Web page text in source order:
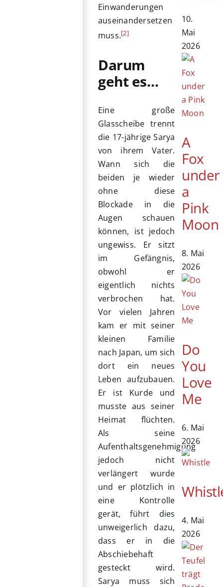
Einwanderungen
auseinandersetzen
muss.[2]
Darum
geht es…
Eine große
Glasscheibe trennt
die 17-jährige Sarya
von ihrem Vater.
Wann sich die
beiden je wieder
ohne diese
Blockade in die
Augen schauen
können, ist jedoch
ungewiss. Er sitzt
im Gefängnis,
obwohl er
eigentlich nichts
verbrochen hat.
Vor vielen Jahren
kam er mit seiner
kleinen Familie
nach Japan, um sich
dort ein neues
Leben aufzubauen.
Er ist Kurde und
musste aus seiner
Heimat flüchten.
Als seine
Aufenthaltsgenehmigung
jedoch nicht
verlängert wurde
und er plötzlich in
eine Kontrolle
gerät, führt dies
unweigerlich dazu,
dass er in die
Abschiebehaft
gesteckt wird.
Sarya muss sich
10.
Mai
2026
A
Fox
under
a
Pink
Moon
8. Mai
2026
Do
You
Love
Me
6. Mai
2026
4. Mai
2026